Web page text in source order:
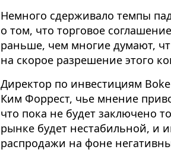
Немного сдерживало темпы
о том, что торговое
раньше, чем многие думают,
на скорое разрешение этого
Директор по инвестициям
Ким Форрест, чье мнение
что пока не будет заключено
рынке будет нестабильной, и
распродажи на фоне